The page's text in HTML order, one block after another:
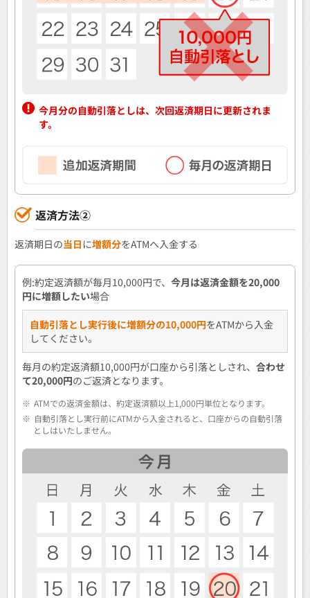
今月分の自動引落としは、次回返済期日に更新されま
す。
返済方法②
返済期日の当日に増額分をATMへ入金する
例:約定返済額が毎月10,000円で、 今月は返済金額を20,000
円に増額したい場合
自動引落とし実行後に増額分の10,000円をATMから入金
してください。
毎月の約定返済額10,000円が口座から引落としされ、 合わせ
て20,000円のご返済となります。
※ ATMでの返済金額は、約定返済額以上1,000円単位となります。
※ 自動引落とし実行前にATMから入金されると、口座からの自動引落
としはいたしません。